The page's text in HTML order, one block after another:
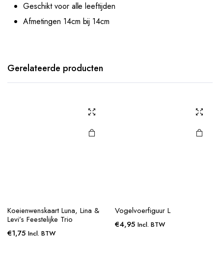
Geschikt voor alle leeftijden
Afmetingen 14cm bij 14cm
Gerelateerde producten
Koeienwenskaart Luna, Lina &
Levi’s Feestelijke Trio
€1,75 Incl. BTW
Vogelvoerfiguur L
€4,95 Incl. BTW